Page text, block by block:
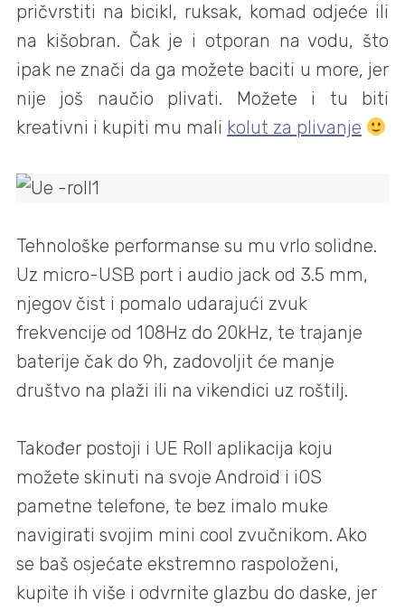
pričvrstiti na bicikl, ruksak, komad odjeće ili
na kišobran. Čak je i otporan na vodu, što
ipak ne znači da ga možete baciti u more, jer
nije još naučio plivati. Možete i tu biti
kreativni i kupiti mu mali kolut za plivanje
Tehnološke performanse su mu vrlo solidne.
Uz micro-USB port i audio jack od 3.5 mm,
njegov čist i pomalo udarajući zvuk
frekvencije od 108Hz do 20kHz, te trajanje
baterije čak do 9h, zadovoljit će manje
društvo na plaži ili na vikendici uz roštilj.
Također postoji i UE Roll aplikacija koju
možete skinuti na svoje Android i iOS
pametne telefone, te bez imalo muke
navigirati svojim mini cool zvučnikom. Ako
se baš osjećate ekstremno raspoloženi,
kupite ih više i odvrnite glazbu do daske, jer